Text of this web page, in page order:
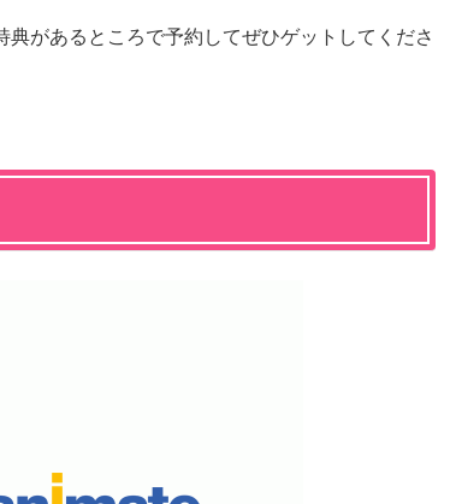
があるところで予約してぜひゲットしてくださ